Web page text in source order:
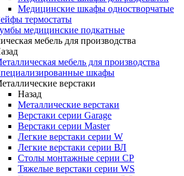
Медицинские шкафы одностворчатые
термостаты
медицинские подкатные
мебель для производства
мебель для производства
шкафы
верстаки
Назад
Металлические верстаки
Верстаки серии Garage
Верстаки серии Master
Легкие верстаки серии W
Легкие верстаки серии ВЛ
Столы монтажные серии СР
Тяжелые верстаки серии WS